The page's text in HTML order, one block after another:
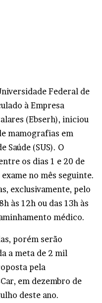
Federal de
à Empresa
(Ebserh), iniciou
mamografias em
Saúde (SUS). O
os dias 1 e 20 de
no mês seguinte.
exclusivamente, pelo
às 12h ou das 13h às
médico.
porém serão
a meta de 2 mil
pela
em dezembro de
deste ano.